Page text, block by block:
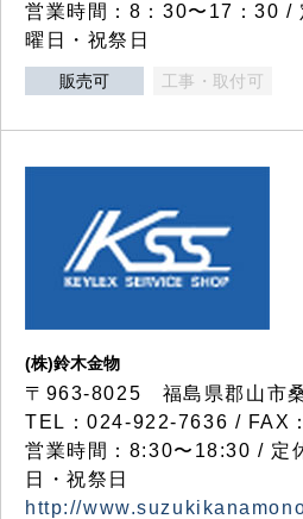
営業時間：8：30〜17：30 /
曜日・祝祭日
販売可 工事・取付可
(株)鈴木金物
〒963-8025 福島県郡山市
TEL：024-922-7636 / FAX
営業時間：8:30〜18:30 / 定
日・祝祭日
http://